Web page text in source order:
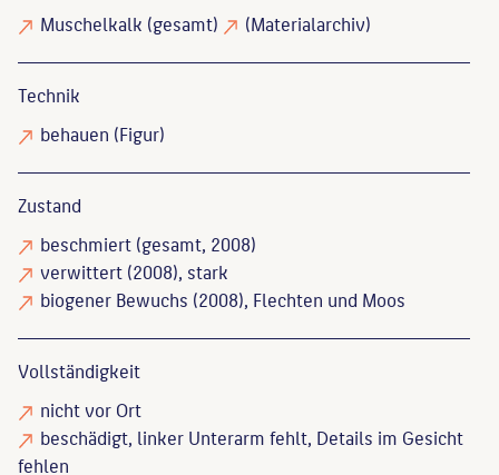
Muschelkalk (gesamt) (Materialarchiv)
Technik
behauen (Figur)
Zustand
beschmiert(gesamt, 2008)
verwittert(2008), stark
biogener Bewuchs (2008), Flechten und Moos
Vollständigkeit
nicht vor Ort
beschädigt, linker Unterarm fehlt, Details im Gesicht
fehlen